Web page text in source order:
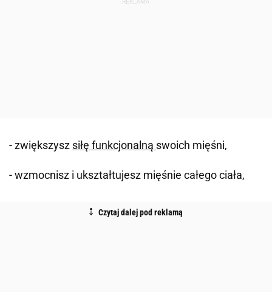
- zwiększysz siłę funkcjonalną swoich mięśni,
- wzmocnisz i ukształtujesz mięśnie całego ciała,